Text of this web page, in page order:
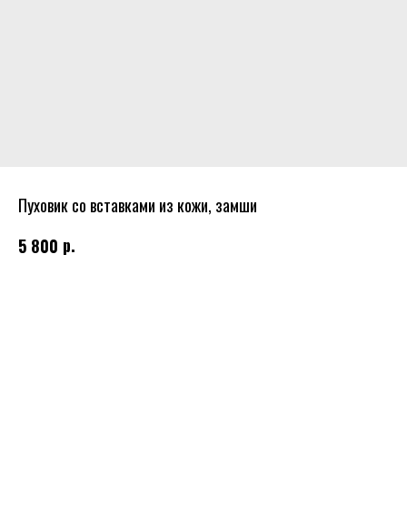
Пуховик со вставками из кожи, замши
5 800 р.